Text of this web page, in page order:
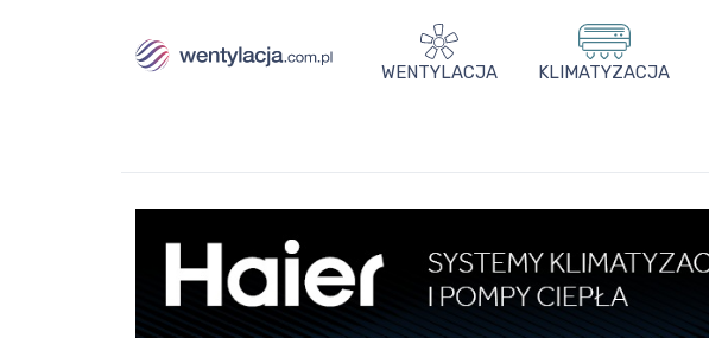
WENTYLACJA KLIMATYZACJA